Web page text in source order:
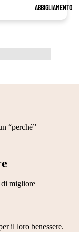
ABBIGLIAMENTO
“perché”
di migliore
il loro benessere.